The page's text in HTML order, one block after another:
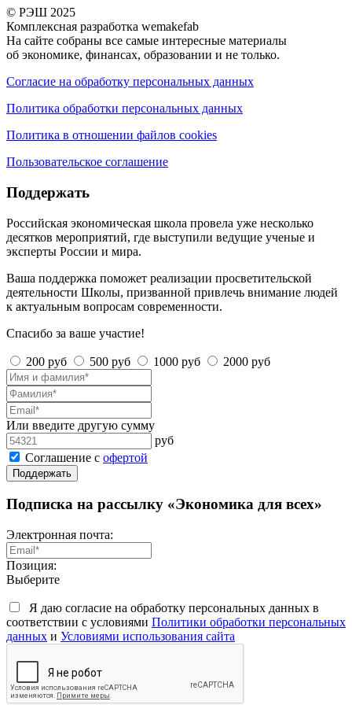
© РЭШ 2025
Комплексная разработка wemakefab
На сайте собраны все самые интересные материалы
об экономике, финансах, образовании и не только.
Согласие на обработку персональных данных
Политика обработки персональных данных
Политика в отношении файлов cookies
Пользовательское соглашение
Поддержать
Российская экономическая школа провела уже несколько
десятков мероприятий, где выступили ведущие ученые и
эксперты России и мира.
Ваша поддержка поможет реализации просветительской
деятельности Школы, призванной привлечь внимание людей
к актуальным вопросам современности.
Спасибо за ваше участие!
200 руб 500 руб 1000 руб 2000 руб
Или введите другую сумму
руб
Соглашение с офертой
Поддержать
Подписка на рассылку «Экономика для всех»
Электронная почта:
Позиция:
Выберите
Я даю согласие на обработку персональных данных в
соответствии с условиями Политики обработки персональных
данных и Условиями использования сайта